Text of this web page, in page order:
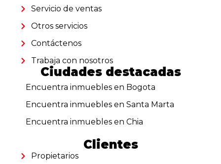
Servicio de ventas
Otros servicios
Contáctenos
Trabaja con nosotros
Ciudades destacadas
Encuentra inmuebles en Bogota
Encuentra inmuebles en Santa Marta
Encuentra inmuebles en Chia
Clientes
Propietarios